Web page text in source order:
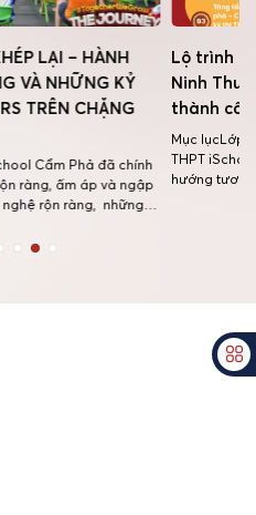
LẠI – HÀNH
VÀ NHỮNG KỶ
TRÊN CHẶNG
Cẩm Phả đã chính
ràng, ấm áp và ngập
rộn ràng, những
đã […]
Lộ trình
Ninh
thành
Mục lụcLớp
THPT
hướng tương